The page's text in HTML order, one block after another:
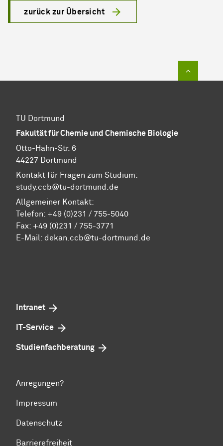
zurück zur Übersicht
TU Dortmund
Fakultät für Chemie und Chemische Biologie
Otto-Hahn-Str. 6
44227 Dortmund
Kontakt für Fragen zum Studium:
study.ccb@tu-dortmund.de
Allgemeiner Kontakt:
Telefon: +49 (0)231 / 755-5040
Fax: +49 (0)231 / 755-3771
E-Mail: dekan.ccb@tu-dortmund.de
Intranet
IT-Service
Studienfachberatung
Anregungen?
Impressum
Datenschutz
Barrierefreiheit